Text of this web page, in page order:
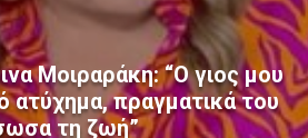
Μοιραράκη: “Ο γιος μου
ατύχημα, πραγματικά του
τη ζωή”